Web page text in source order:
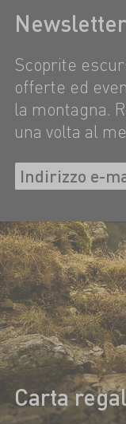
Newsletter
Scoprite
offerte ed
la montagna.
una volta al
Carta